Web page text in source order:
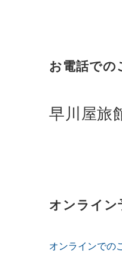
お電話での
早川屋
オンライン
オンラインでの